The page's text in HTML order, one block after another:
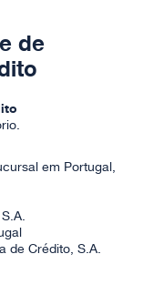
de
em Portugal,
de Crédito, S.A.